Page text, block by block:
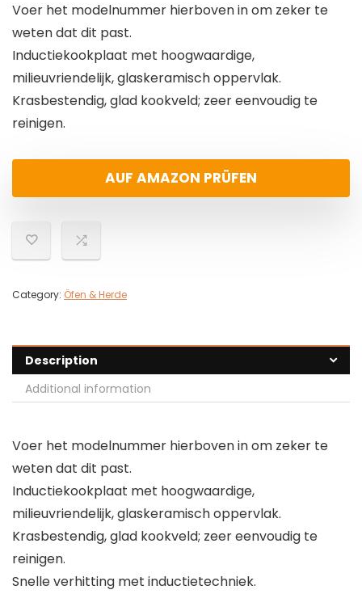
Voer het modelnummer hierboven in om zeker te
weten dat dit past.
Inductiekookplaat met hoogwaardige,
milieuvriendelijk, glaskeramisch oppervlak.
Krasbestendig, glad kookveld; zeer eenvoudig te
reinigen.
AUF AMAZON PRÜFEN
Category: Öfen & Herde
Description
Additional information
Voer het modelnummer hierboven in om zeker te
weten dat dit past.
Inductiekookplaat met hoogwaardige,
milieuvriendelijk, glaskeramisch oppervlak.
Krasbestendig, glad kookveld; zeer eenvoudig te
reinigen.
Snelle verhitting met inductietechniek.